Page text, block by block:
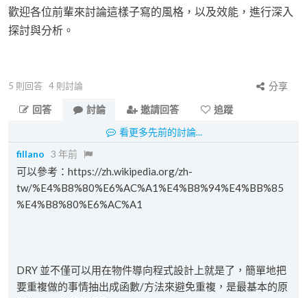
歡迎各位前輩來討論這樣子寫的風格，以及效能，進行深入
探討與分析。
5 則回答 4 則討論
分享
回答
討論 邀請回答
追蹤
看更多先前的討論...
fillano 3 年前
可以參考：https://zh.wikipedia.org/zh-
tw/%E4%B8%80%E6%AC%A1%E4%B8%94%E4%BB%85
%E4%B8%80%E6%AC%A1
DRY 並不僅可以用在物件導向程式設計上就是了，簡單地把
要重複做的事情抽出成函數/方法來避免重複，是最基本的原